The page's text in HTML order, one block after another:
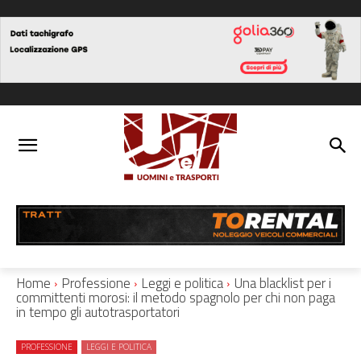
Home Professione Leggi e politica Una blacklist per i
committenti morosi: il metodo spagnolo per chi non paga
in tempo gli autotrasportatori
PROFESSIONE LEGGI E POLITICA